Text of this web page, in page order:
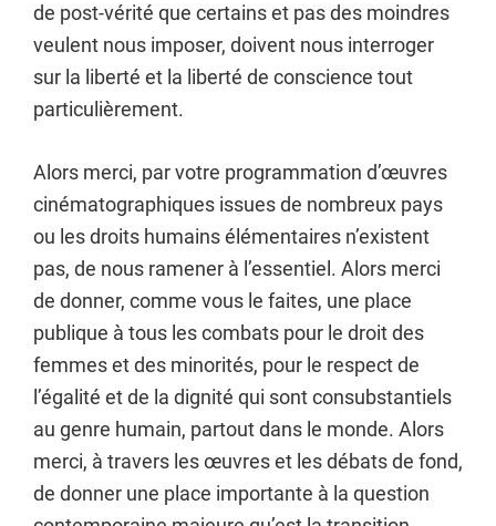
de post-vérité que certains et pas des moindres
veulent nous imposer, doivent nous interroger
sur la liberté et la liberté de conscience tout
particulièrement.
Alors merci, par votre programmation d’œuvres
cinématographiques issues de nombreux pays
ou les droits humains élémentaires n’existent
pas, de nous ramener à l’essentiel. Alors merci
de donner, comme vous le faites, une place
publique à tous les combats pour le droit des
femmes et des minorités, pour le respect de
l’égalité et de la dignité qui sont consubstantiels
au genre humain, partout dans le monde. Alors
merci, à travers les œuvres et les débats de fond,
de donner une place importante à la question